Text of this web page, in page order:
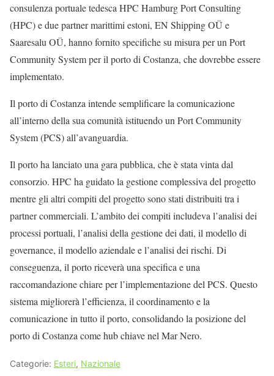
consulenza portuale tedesca HPC Hamburg Port Consulting
(HPC) e due partner marittimi estoni, EN Shipping OÜ e
Saaresalu OÜ, hanno fornito specifiche su misura per un Port
Community System per il porto di Costanza, che dovrebbe essere
implementato.
Il porto di Costanza intende semplificare la comunicazione
all’interno della sua comunità istituendo un Port Community
System (PCS) all’avanguardia.
Il porto ha lanciato una gara pubblica, che è stata vinta dal
consorzio. HPC ha guidato la gestione complessiva del progetto
mentre gli altri compiti del progetto sono stati distribuiti tra i
partner commerciali. L’ambito dei compiti includeva l’analisi dei
processi portuali, l’analisi della gestione dei dati, il modello di
governance, il modello aziendale e l’analisi dei rischi. Di
conseguenza, il porto riceverà una specifica e una
raccomandazione chiare per l’implementazione del PCS. Questo
sistema migliorerà l’efficienza, il coordinamento e la
comunicazione in tutto il porto, consolidando la posizione del
porto di Costanza come hub chiave nel Mar Nero.
Categorie: Esteri, Nazionale